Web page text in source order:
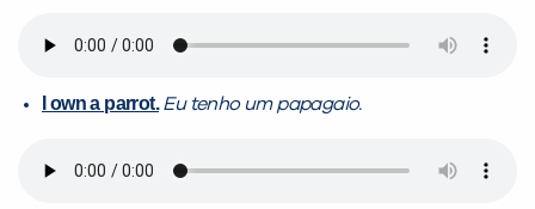
I own a parrot. Eu tenho um papagaio.